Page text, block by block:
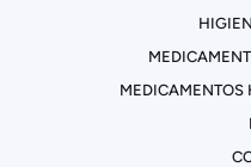
MEDICAMENTOS